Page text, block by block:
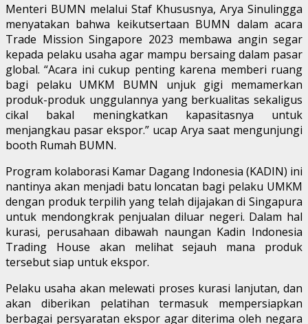
Menteri BUMN melalui Staf Khususnya, Arya Sinulingga
menyatakan bahwa keikutsertaan BUMN dalam acara
Trade Mission Singapore 2023 membawa angin segar
kepada pelaku usaha agar mampu bersaing dalam pasar
global. “Acara ini cukup penting karena memberi ruang
bagi pelaku UMKM BUMN unjuk gigi memamerkan
produk-produk unggulannya yang berkualitas sekaligus
cikal bakal meningkatkan kapasitasnya untuk
menjangkau pasar ekspor.” ucap Arya saat mengunjungi
booth Rumah BUMN.
Program kolaborasi Kamar Dagang Indonesia (KADIN) ini
nantinya akan menjadi batu loncatan bagi pelaku UMKM
dengan produk terpilih yang telah dijajakan di Singapura
untuk mendongkrak penjualan diluar negeri. Dalam hal
kurasi, perusahaan dibawah naungan Kadin Indonesia
Trading House akan melihat sejauh mana produk
tersebut siap untuk ekspor.
Pelaku usaha akan melewati proses kurasi lanjutan, dan
akan diberikan pelatihan termasuk mempersiapkan
berbagai persyaratan ekspor agar diterima oleh negara